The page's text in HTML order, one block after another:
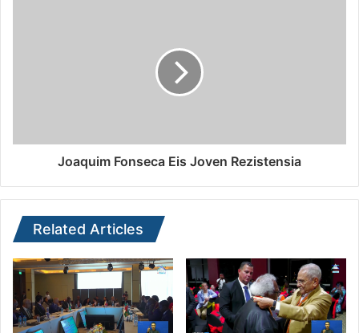
Joaquim Fonseca Eis Joven Rezistensia
Related Articles